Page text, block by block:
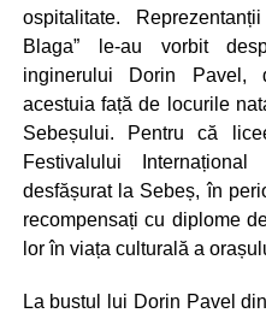
ospitalitate.
Blaga” le-au vorbit
inginerului Dorin Pavel,
acestuia față de locurile
Sebeșului. Pentru că
Festivalului
desfășurat la Sebeș, în
recompensați cu diplome
lor în viața culturală a
La bustul lui Dorin Pavel